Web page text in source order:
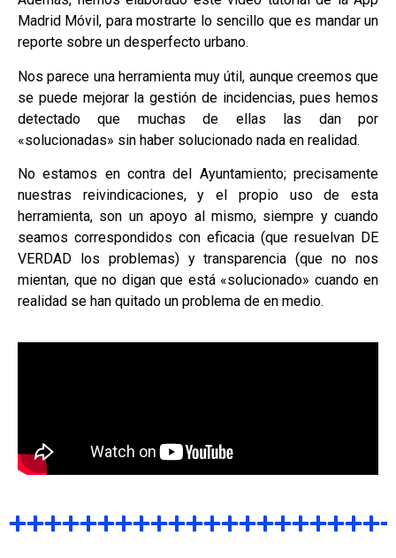
Madrid Móvil, para mostrarte lo sencillo que es mandar un
reporte sobre un desperfecto urbano.
Nos parece una herramienta muy útil, aunque creemos que
se puede mejorar la gestión de incidencias, pues hemos
detectado que muchas de ellas las dan por
«solucionadas» sin haber solucionado nada en realidad.
No estamos en contra del Ayuntamiento; precisamente
nuestras reivindicaciones, y el propio uso de esta
herramienta, son un apoyo al mismo, siempre y cuando
seamos correspondidos con eficacia (que resuelvan DE
VERDAD los problemas) y transparencia (que no nos
mientan, que no digan que está «solucionado» cuando en
realidad se han quitado un problema de en medio.